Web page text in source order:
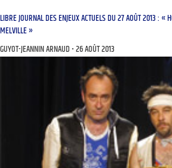
LIBRE JOURNAL DES ENJEUX ACTUELS DU 27 AOÛT 2013 : «
MELVILLE »
GUYOT-JEANNIN ARNAUD 26 AOÛT 2013